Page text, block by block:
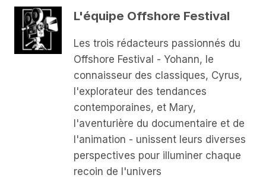
L'équipe Offshore Festival
Les trois rédacteurs passionnés du
Offshore Festival - Yohann, le
connaisseur des classiques, Cyrus,
l'explorateur des tendances
contemporaines, et Mary,
l'aventurière du documentaire et de
l'animation - unissent leurs diverses
perspectives pour illuminer chaque
recoin de l'univers